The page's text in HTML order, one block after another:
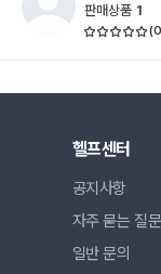
판매상품 1
(0
헬프센터
공지사항
자주 묻는 질문
일반 문의